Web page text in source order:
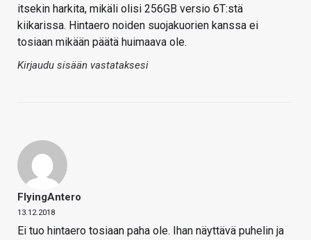
itsekin harkita, mikäli olisi 256GB versio 6T:stä
kiikarissa. Hintaero noiden suojakuorien kanssa ei
tosiaan mikään päätä huimaava ole.
Kirjaudu sisään vastataksesi
FlyingAntero
13.12.2018
Ei tuo hintaero tosiaan paha ole. Ihan näyttävä puhelin ja